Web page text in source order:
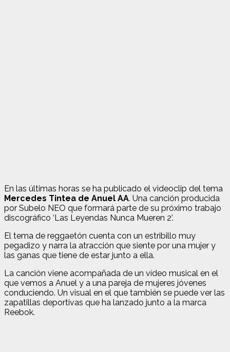
En las últimas horas se ha publicado el videoclip del tema
Mercedes Tintea de Anuel AA. Una canción producida
por Subelo NEO que formará parte de su próximo trabajo
discográfico ‘Las Leyendas Nunca Mueren 2’.
El tema de reggaetón cuenta con un estribillo muy
pegadizo y narra la atracción que siente por una mujer y
las ganas que tiene de estar junto a ella.
La canción viene acompañada de un vídeo musical en el
que vemos a Anuel y a una pareja de mujeres jóvenes
conduciendo. Un visual en el que también se puede ver las
zapatillas deportivas que ha lanzado junto a la marca
Reebok.